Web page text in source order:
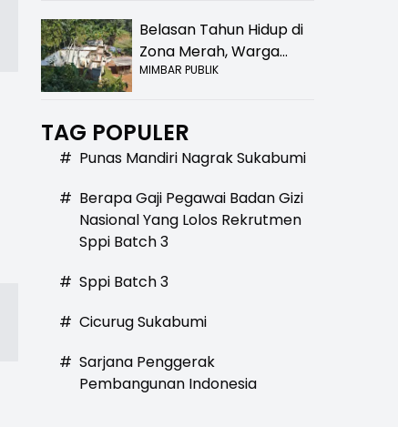
Belasan Tahun Hidup di
Zona Merah, Warga
Kampung Nangewer
Relokasi
MIMBAR PUBLIK
TAG POPULER
# Punas Mandiri Nagrak Sukabumi
# Berapa Gaji Pegawai Badan Gizi
Nasional Yang Lolos Rekrutmen
Sppi Batch 3
# Sppi Batch 3
# Cicurug Sukabumi
# Sarjana Penggerak
Pembangunan Indonesia